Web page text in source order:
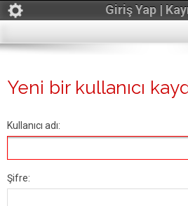
Giriş Yap |
Yeni bir kullanıcı
Kullanıcı adı:
Şifre: